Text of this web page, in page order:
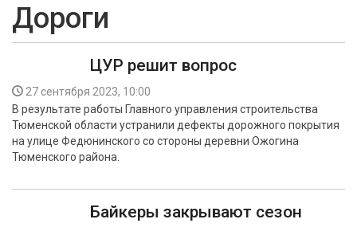
ОБЩЕСТВО
ЭКОНОМИКА
КУЛЬТУРА
БЕЗОПАСНОСТЬ
Дороги
ЦУР решит вопрос
27 сентября 2023, 10:00
В результате работы Главного управления строительства
Тюменской области устранили дефекты дорожного покрытия
на улице Федюнинского со стороны деревни Ожогина
Тюменского района.
Байкеры закрывают сезон